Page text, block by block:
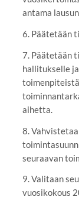
antama
6. Päätetään
7. Päätetään
hallitukselle
aihetta.
8.
seuraavan
9. Valitaan
vuosikokous